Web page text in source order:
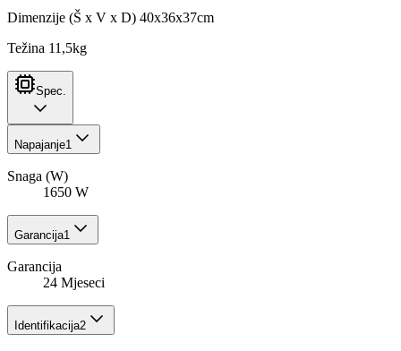
Dimenzije (Š x V x D) 40x36x37cm
Težina 11,5kg
Spec.
Napajanje1
Snaga (W)
1650 W
Garancija1
Garancija
24 Mjeseci
Identifikacija2